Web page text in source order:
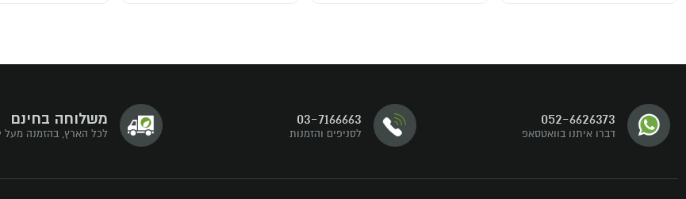
עקבו אחרינו
052-6626373
דברו איתנו בוואטסאפ
03-7166663
לסניפים והזמנות
משלוחה בחינם
לכל הארץ, בהזמנה מעל ₪299